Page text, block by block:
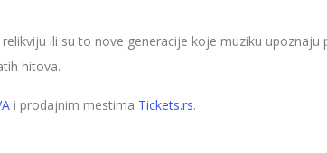
ili su to nove generacije koje muziku
hitova.
i prodajnim mestima Tickets.rs.